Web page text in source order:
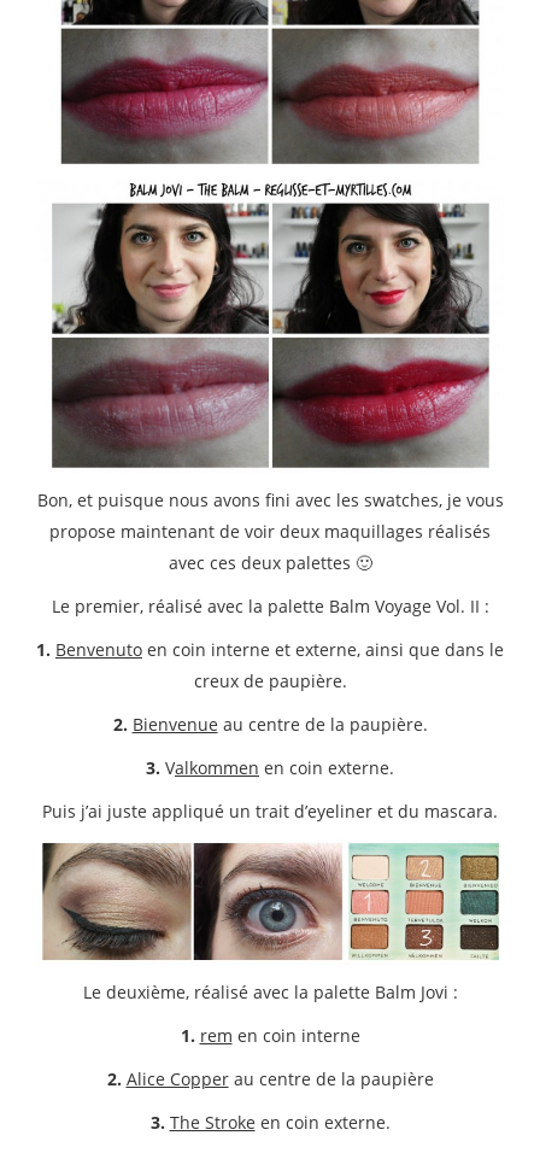
Bon, et puisque nous avons fini avec les swatches, je vous
propose maintenant de voir deux maquillages réalisés
avec ces deux palettes 🙂
Le premier, réalisé avec la palette Balm Voyage Vol. II :
1. Benvenuto en coin interne et externe, ainsi que dans le
creux de paupière.
2. Bienvenue au centre de la paupière.
3. Valkommen en coin externe.
Puis j’ai juste appliqué un trait d’eyeliner et du mascara.
Le deuxième, réalisé avec la palette Balm Jovi :
1. rem en coin interne
2. Alice Copperau centre de la paupière
3. The Stroke en coin externe.